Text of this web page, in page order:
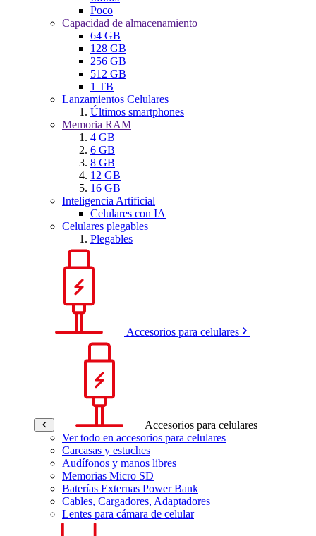
Poco
Capacidad de almacenamiento
64 GB
128 GB
256 GB
512 GB
1 TB
Lanzamientos Celulares
Últimos smartphones
Memoria RAM
4 GB
6 GB
8 GB
12 GB
16 GB
Inteligencia Artificial
Celulares con IA
Celulares plegables
Plegables
Accesorios para celulares
Accesorios para celulares
Ver todo en accesorios para celulares
Carcasas y estuches
Audífonos y manos libres
Memorias Micro SD
Baterías Externas Power Bank
Cables, Cargadores, Adaptadores
Lentes para cámara de celular